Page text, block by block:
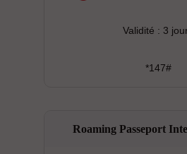
Validité : 3
*147#
Roaming Passeport